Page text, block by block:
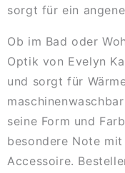
sorgt für ein
Ob im Bad oder
Optik von Evelyn
und sorgt für
seine Form und
besondere Note
Accessoire.